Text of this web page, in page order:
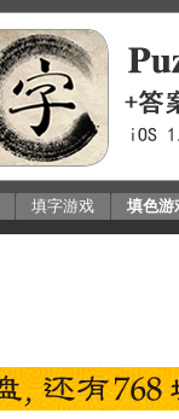
填字游戏 填色游